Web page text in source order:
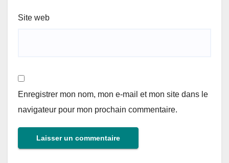
Site web
Enregistrer mon nom, mon e-mail et mon site dans le
navigateur pour mon prochain commentaire.